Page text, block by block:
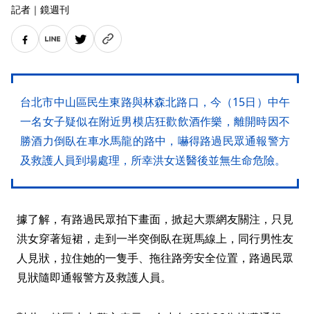
記者 ｜ 鏡週刊
台北市中山區民生東路與林森北路口，今（15日）中午
一名女子疑似在附近男模店狂歡飲酒作樂，離開時因不
勝酒力倒臥在車水馬龍的路中，嚇得路過民眾通報警方
及救護人員到場處理，所幸洪女送醫後並無生命危險。
據了解，有路過民眾拍下畫面，掀起大票網友關注，只見
洪女穿著短裙，走到一半突倒臥在斑馬線上，同行男性友
人見狀，拉住她的一隻手、拖往路旁安全位置，路過民眾
見狀隨即通報警方及救護人員。